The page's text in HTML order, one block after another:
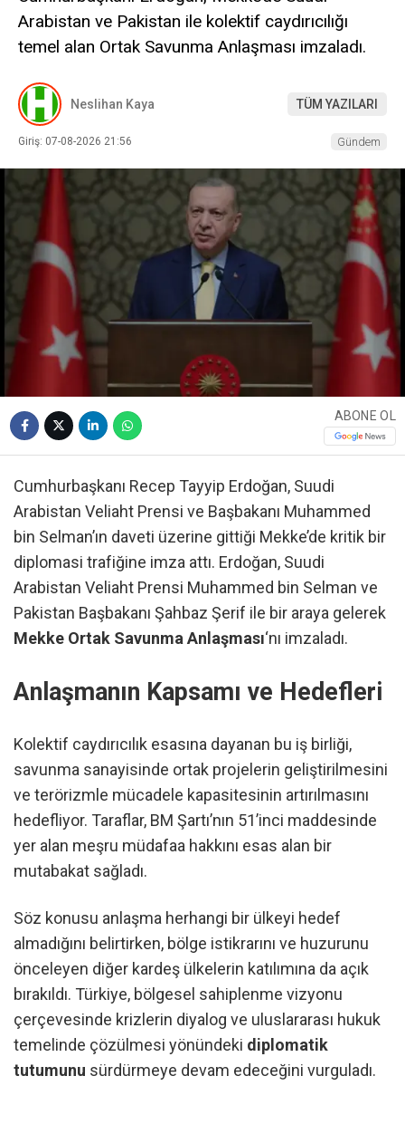
Arabistan ve Pakistan ile kolektif caydırıcılığı
temel alan Ortak Savunma Anlaşması imzaladı.
Neslihan Kaya TÜM YAZILARI
Giriş: 07-08-2026 21:56 Gündem
ABONE OL
Cumhurbaşkanı Recep Tayyip Erdoğan, Suudi
Arabistan Veliaht Prensi ve Başbakanı Muhammed
bin Selman’ın daveti üzerine gittiği Mekke’de kritik bir
diplomasi trafiğine imza attı. Erdoğan, Suudi
Arabistan Veliaht Prensi Muhammed bin Selman ve
Pakistan Başbakanı Şahbaz Şerif ile bir araya gelerek
Mekke Ortak Savunma Anlaşması‘nı imzaladı.
Anlaşmanın Kapsamı ve Hedefleri
Kolektif caydırıcılık esasına dayanan bu iş birliği,
savunma sanayisinde ortak projelerin geliştirilmesini
ve terörizmle mücadele kapasitesinin artırılmasını
hedefliyor. Taraflar, BM Şartı’nın 51’inci maddesinde
yer alan meşru müdafaa hakkını esas alan bir
mutabakat sağladı.
Söz konusu anlaşma herhangi bir ülkeyi hedef
almadığını belirtirken, bölge istikrarını ve huzurunu
önceleyen diğer kardeş ülkelerin katılımına da açık
bırakıldı. Türkiye, bölgesel sahiplenme vizyonu
çerçevesinde krizlerin diyalog ve uluslararası hukuk
temelinde çözülmesi yönündeki diplomatik
tutumunu sürdürmeye devam edeceğini vurguladı.